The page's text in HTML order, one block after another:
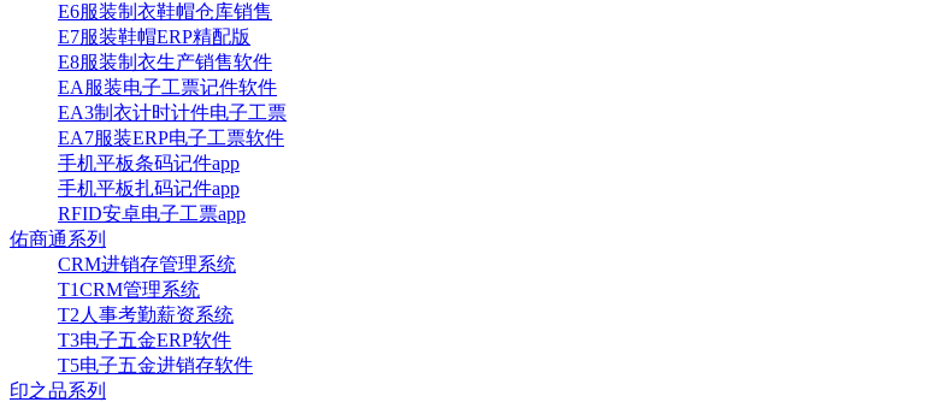
E6服装制衣鞋帽仓库销售
E7服装鞋帽ERP精配版
E8服装制衣生产销售软件
EA服装电子工票记件软件
EA3制衣计时计件电子工票
EA7服装ERP电子工票软件
手机平板条码记件app
手机平板扎码记件app
RFID安卓电子工票app
佑商通系列
CRM进销存管理系统
T1CRM管理系统
T2人事考勤薪资系统
T3电子五金ERP软件
T5电子五金进销存软件
印之品系列